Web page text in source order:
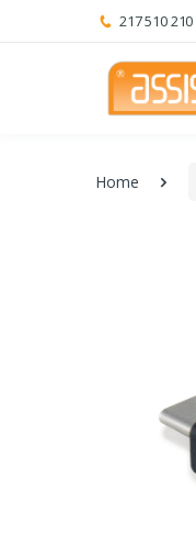
217 510 210
Home